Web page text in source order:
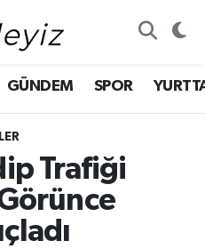
GÜNDEM SPOR
Trafiği
ve Fikstür